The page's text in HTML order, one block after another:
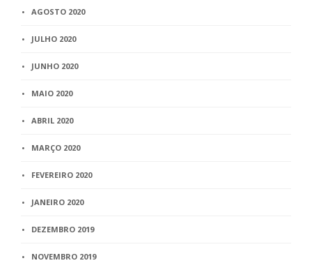
AGOSTO 2020
JULHO 2020
JUNHO 2020
MAIO 2020
ABRIL 2020
MARÇO 2020
FEVEREIRO 2020
JANEIRO 2020
DEZEMBRO 2019
NOVEMBRO 2019